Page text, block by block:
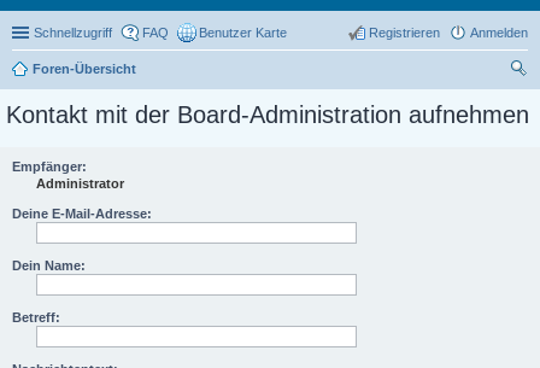
Schnellzugriff FAQ Benutzer Karte Anmelden
Registrieren
Foren-Übersicht
he
Kontakt mit der Board-Administration aufnehmen
Empfänger:
Administrator
Deine E-Mail-Adresse:
Dein Name:
Betreff: